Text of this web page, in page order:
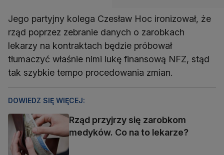
Jego partyjny kolega Czesław Hoc ironizował, że
rząd poprzez zebranie danych o zarobkach
lekarzy na kontraktach będzie próbował
tłumaczyć właśnie nimi lukę finansową NFZ, stąd
tak szybkie tempo procedowania zmian.
DOWIEDZ SIĘ WIĘCEJ:
Rząd przyjrzy się zarobkom
medyków. Co na to lekarze?